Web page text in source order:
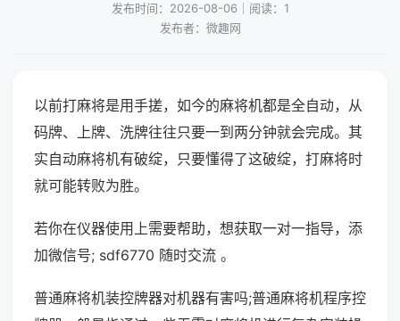
发布时间：2026-08-06｜阅读：1
发布者：微趣网
以前打麻将是用手搓，如今的麻将机都是全自动，从
码牌、上牌、洗牌往往只要一到两分钟就会完成。其
实自动麻将机有破绽，只要懂得了这破绽，打麻将时
就可能转败为胜。
若你在仪器使用上需要帮助，想获取一对一指导，添
加微信号; sdf6770 随时交流 。
普通麻将机装控牌器对机器有害吗;普通麻将机程序控